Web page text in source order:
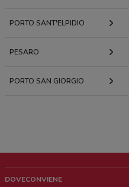
PORTO SANT'ELPIDIO
PESARO
PORTO SAN GIORGIO
DOVECONVIENE